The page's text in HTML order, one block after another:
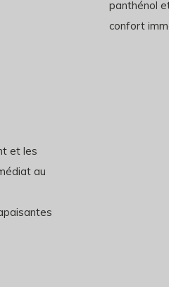
panthénol
confort
et les
au